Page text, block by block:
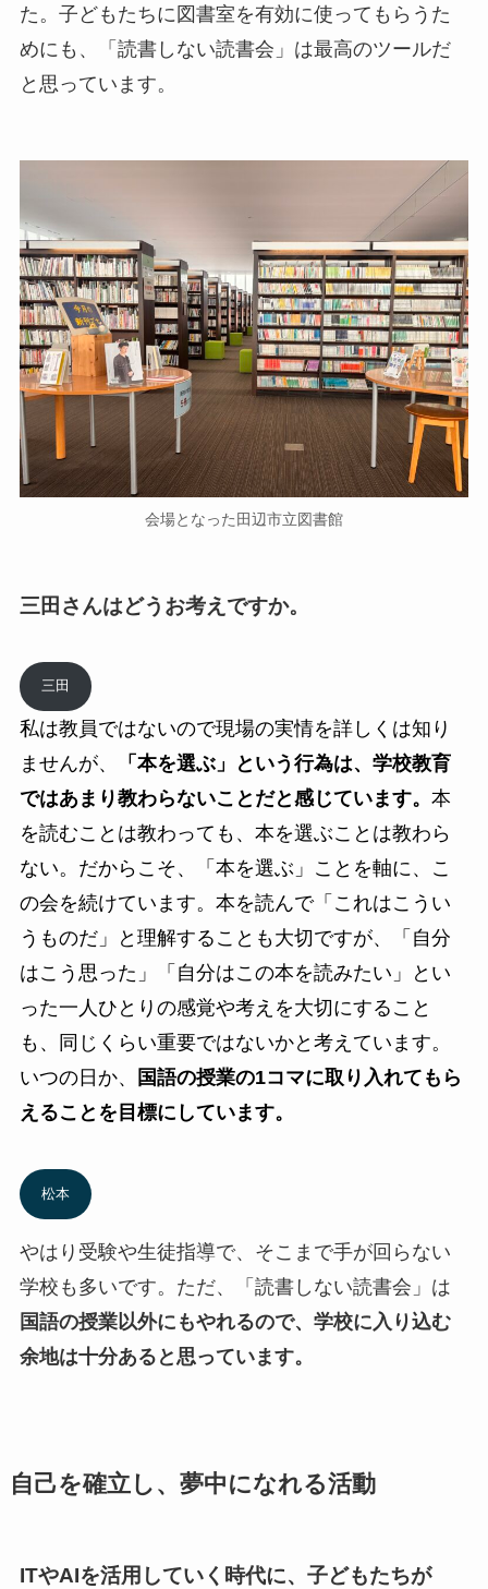
た。子どもたちに図書室を有効に使ってもらうた
めにも、「読書しない読書会」は最高のツールだ
と思っています。
会場となった田辺市立図書館
三田さんはどうお考えですか。
三田
私は教員ではないので現場の実情を詳しくは知り
ませんが、
「本を選ぶ」という行為は、学校教育
ではあまり教わらないことだと感じています。 本
を読むことは教わっても、本を選ぶことは教わら
ない。だからこそ、「本を選ぶ」ことを軸に、こ
の会を続けています。本を読んで「これはこうい
うものだ」と理解することも大切ですが、「自分
はこう思った」「自分はこの本を読みたい」とい
った一人ひとりの感覚や考えを大切にすること
も、同じくらい重要ではないかと考えています。
いつの日か、
国語の授業の1コマに取り入れてもら
えることを目標にしています。
松本
やはり受験や生徒指導で、そこまで手が回らない
学校も多いです。ただ、「読書しない読書会」は
国語の授業以外にもやれるので、学校に入り込む
余地は十分あると思っています。
自己を確立し、夢中になれる活動
ITやAIを活用していく時代に、子どもたちが